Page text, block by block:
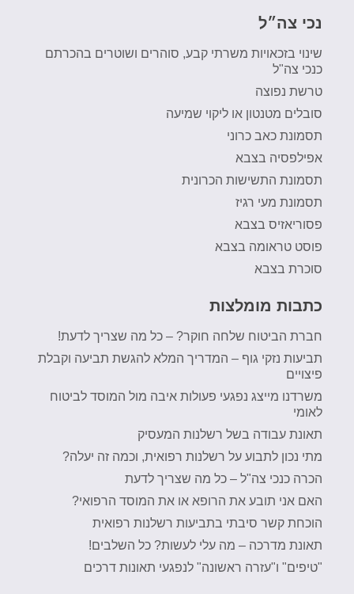
נכי צה״ל
שינוי בזכאויות משרתי קבע, סוהרים ושוטרים בהכרתם
כנכי צה"ל
טרשת נפוצה
סובלים מטנטון או ליקוי שמיעה
תסמונת כאב כרוני
אפילפסיה בצבא
תסמונת התשישות הכרונית
תסמונת מעי רגיז
פסוריאזיס בצבא
פוסט טראומה בצבא
סוכרת בצבא
כתבות מומלצות
חברת הביטוח שלחה חוקר? – כל מה שצריך לדעת!
תביעות נזקי גוף – המדריך המלא להגשת תביעה וקבלת
פיצויים
משרדנו מייצג נפגעי פעולות איבה מול המוסד לביטוח
לאומי
תאונת עבודה בשל רשלנות המעסיק
מתי נכון לתבוע על רשלנות רפואית, וכמה זה יעלה?
הכרה כנכי צה"ל – כל מה שצריך לדעת
האם אני תובע את הרופא או את המוסד הרפואי?
הוכחת קשר סיבתי בתביעות רשלנות רפואית
תאונת מדרכה – מה עלי לעשות? כל השלבים!
"טיפים" ו"עזרה ראשונה" לנפגעי תאונות דרכים